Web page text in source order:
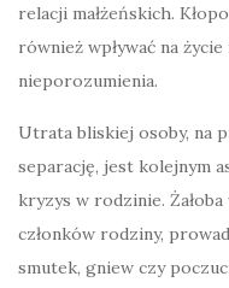
relacji małżeńskich.
również wpływać na
nieporozumienia.
Utrata bliskiej osoby, na
separację, jest kolejnym
kryzys w rodzinie.
członków rodziny,
smutek, gniew czy